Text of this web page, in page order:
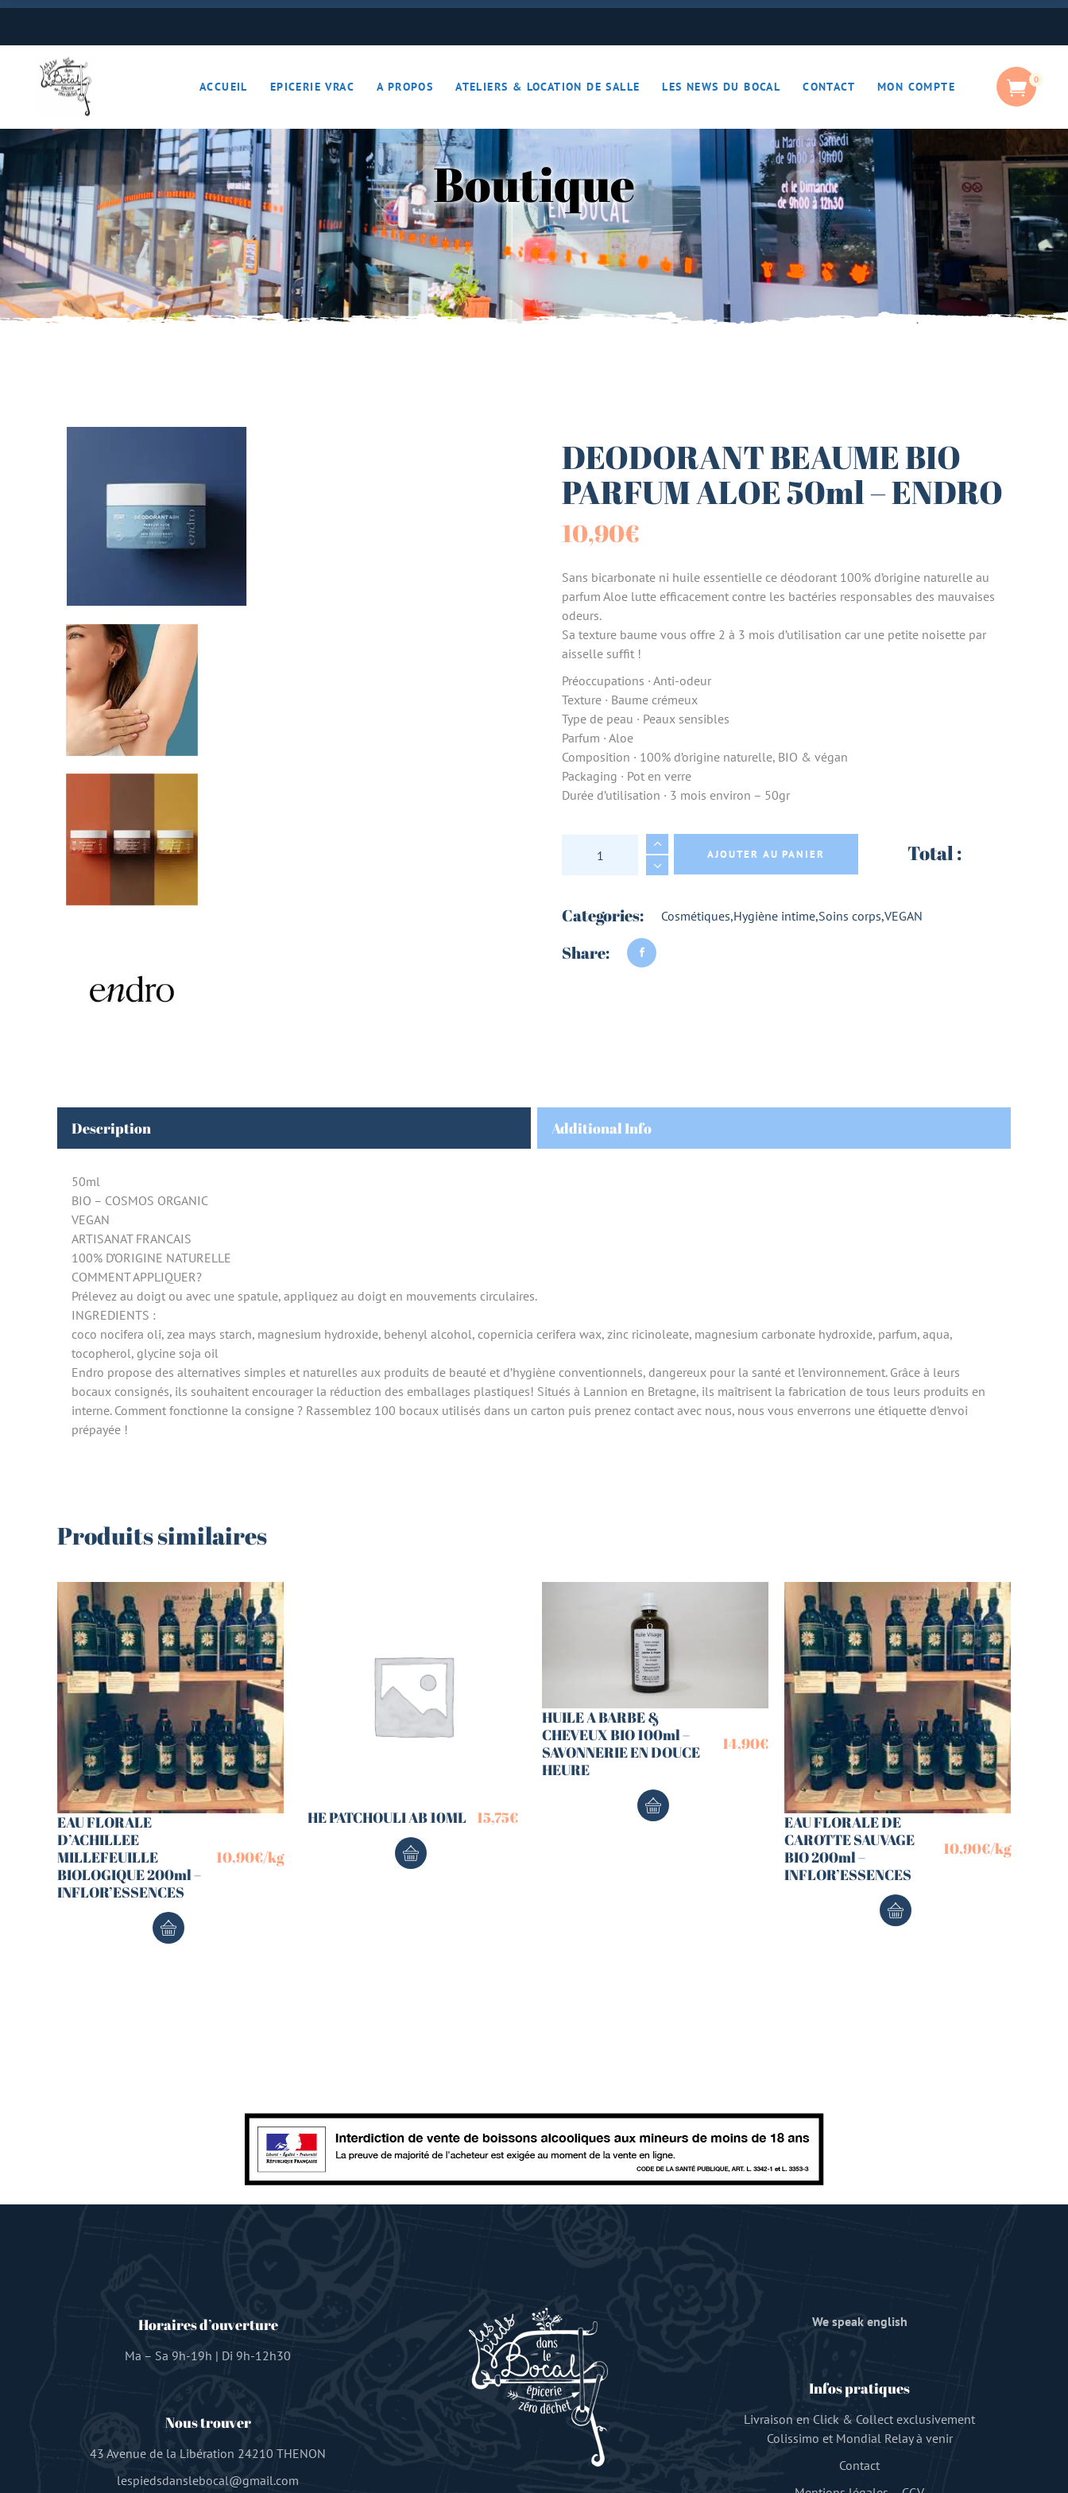
ACCUEIL EPICERIE VRAC
Boulangerie
Boissons
Cave à vins – Bières – Apérotime
Céréales – Graines – Fruits secs
Conserves
Cosmétiques
Crèmerie – Charcutaille
A PROPOS ATELIERS & LOCATION DE SALLE
ON JOUE… ON S’DETEND !!
LES NEWS DU BOCAL CONTACT MON COMPTE 0
Boulangerie
Conserves
Cosmétiques
Crèmerie – Charcutaille
Epices et condiments
Farines
Fruits et légumes (Paniers)
Gourmandises sucrées
Hygiène
Petit déjeuner
Zéro déchets
ON JOUE… ON S’DETEND !!
Boutique
DEODORANT BEAUME BIO
PARFUM ALOE 50ml – ENDRO
10,90€
Sans bicarbonate ni huile essentielle ce déodorant 100% d’origine naturelle au
parfum Aloe lutte efficacement contre les bactéries responsables des mauvaises
odeurs.
Sa texture baume vous offre 2 à 3 mois d’utilisation car une petite noisette par
aisselle suffit !
Préoccupations · Anti-odeur
Texture · Baume crémeux
Type de peau · Peaux sensibles
Parfum · Aloe
Composition · 100% d’origine naturelle, BIO & végan
Packaging · Pot en verre
Durée d’utilisation · 3 mois environ – 50gr
DEODORANT BEAUME BIO PARFUM ALOE 50ml - ENDRO quantity
AJOUTER AU PANIER Total :
Categories: Cosmétiques,Hygiène intime,Soins corps,VEGAN
Share:
Description Additional Info
50ml
BIO – COSMOS ORGANIC
VEGAN
ARTISANAT FRANCAIS
100% D’ORIGINE NATURELLE
COMMENT APPLIQUER?
Prélevez au doigt ou avec une spatule, appliquez au doigt en mouvements circulaires.
INGREDIENTS :
coco nocifera oli, zea mays starch, magnesium hydroxide, behenyl alcohol, copernicia cerifera wax, zinc ricinoleate, magnesium carbonate hydroxide, parfum, aqua,
tocopherol, glycine soja oil
Endro propose des alternatives simples et naturelles aux produits de beauté et d’hygiène conventionnels, dangereux pour la santé et l’environnement. Grâce à leurs
bocaux consignés, ils souhaitent encourager la réduction des emballages plastiques! Situés à Lannion en Bretagne, ils maîtrisent la fabrication de tous leurs produits en
interne. Comment fonctionne la consigne ? Rassemblez 100 bocaux utilisés dans un carton puis prenez contact avec nous, nous vous enverrons une étiquette d’envoi
prépayée !
Produits similaires
EAU FLORALE
D’ACHILLEE
MILLEFEUILLE
BIOLOGIQUE 200ml –
INFLOR’ESSENCES
10,90€/kg
HE PATCHOULI AB 10ML 15,75€
HUILE A BARBE &
CHEVEUX BIO 100ml –
SAVONNERIE EN DOUCE
HEURE
14,90€
EAU FLORALE DE
CAROTTE SAUVAGE
BIO 200ml –
INFLOR’ESSENCES
10,90€/kg
Horaires d’ouverture
Ma – Sa 9h-19h | Di 9h-12h30
Nous trouver
43 Avenue de la Libération 24210 THENON
lespiedsdanslebocal@gmail.com
We speak english
Infos pratiques
Livraison en Click & Collect exclusivement
Colissimo et Mondial Relay à venir
Contact